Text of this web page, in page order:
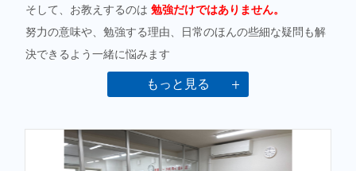
そして、お教えするのは 勉強だけではありません。
努力の意味や、勉強する理由、日常のほんの些細な疑問も解
決できるよう一緒に悩みます
城南コベッツが、家庭や学校とは別の居心地のいい場所にな
楽しく通える環境を整えています。
もっと見る